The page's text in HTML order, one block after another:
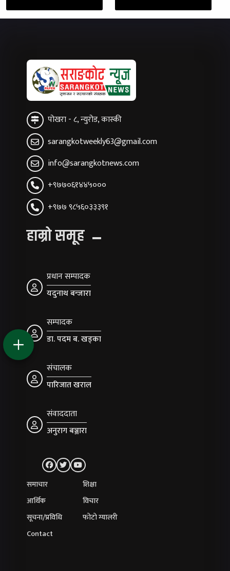
पोखरा - ८, न्युरोड, कास्की
sarangkotweekly63@gmail.com
info@sarangkotnews.com
+९७७०६१४४५०००
+९७७ ९८५६०३३३९१
हाम्रो समूह
प्रधान सम्पादक
यदुनाथ बन्जारा
सम्पादक
डा. पदम ब. खड्का
संचालक
पारिजात खराल
संवाददाता
अनुराग बञ्जारा
समाचार
शिक्षा
आर्थिक
विचार
सूचना/प्रविधि
फोटो ग्यालरी
Contact